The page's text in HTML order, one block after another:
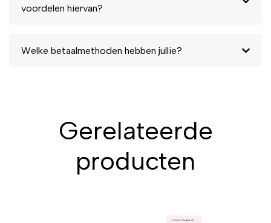
voordelen hiervan?
Welke betaalmethoden hebben jullie?
Gerelateerde
producten